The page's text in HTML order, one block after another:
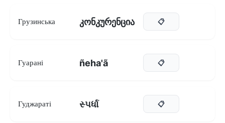
Грузинська კონკურენცია 📋
Гуарані ñeha'ã 📋
Гуджараті સ્પર્ધા 📋